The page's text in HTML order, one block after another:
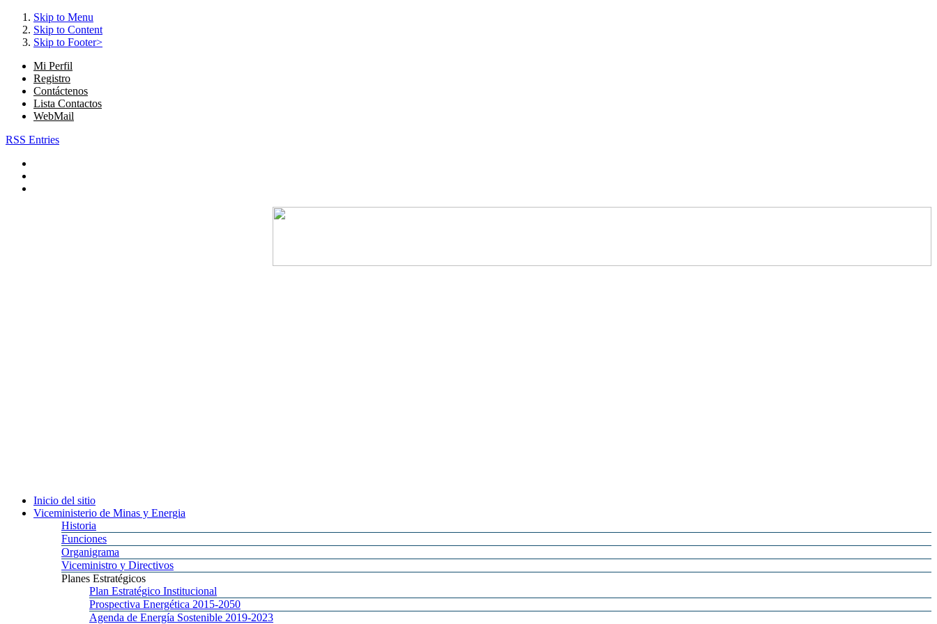
Skip to Menu
Skip to Content
Skip to Footer>
Mi Perfil
Registro
Contáctenos
Lista Contactos
WebMail
RSS Entries
Inicio del sitio
Viceministerio de Minas y Energia
Historia
Funciones
Organigrama
Viceministro y Directivos
Planes Estratégicos
Plan Estratégico Institucional
Prospectiva Energética 2015-2050
Agenda de Energía Sostenible 2019-2023